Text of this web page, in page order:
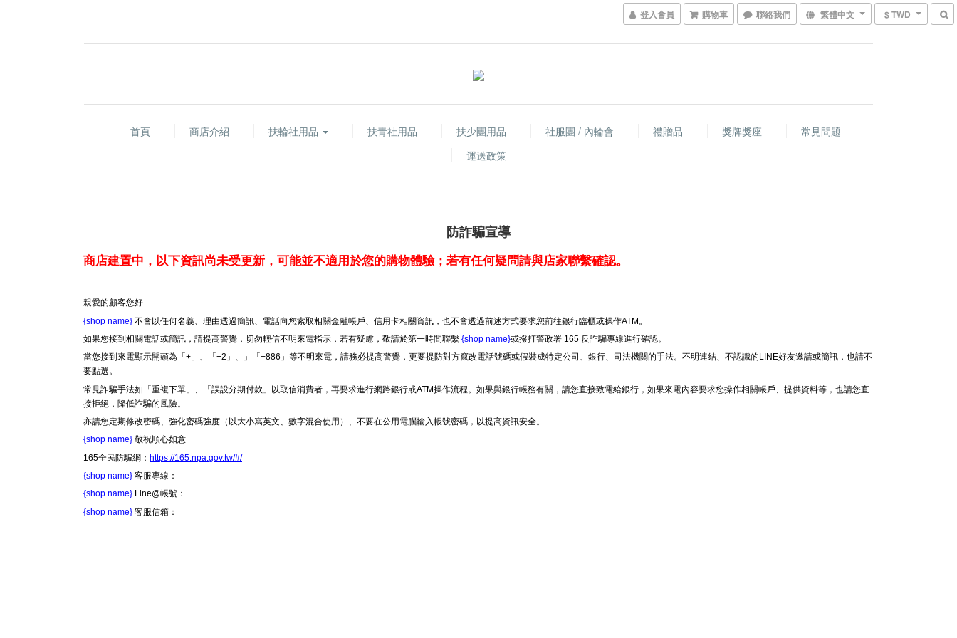
登入會員 購物車 聯絡我們 繁體中文 $ TWD
首頁 商店介紹 扶輪社用品 扶青社用品 扶少團用品 社服團 / 內輪會 禮贈品 獎牌獎座
常見問題
運送政策
防詐騙宣導
商店建置中，以下資訊尚未受更新，可能並不適用於您的購物體驗；若有任何疑問請與店家聯繫確認。
親愛的顧客您好
{shop name} 不會以任何名義、理由透過簡訊、電話向您索取相關金融帳戶、信用卡相關資訊，也不會透過前述方式要求您前往銀行臨櫃或操作ATM。
如果您接到相關電話或簡訊，請提高警覺，切勿輕信不明來電指示，若有疑慮，敬請於第一時間聯繫 {shop name}或撥打警政署 165 反詐騙專線進行確認。
當您接到來電顯示開頭為「+」、「+2」、」「+886」等不明來電，請務必提高警覺，更要提防對方竄改電話號碼或假裝成特定公司、銀行、司法機關的手法。不明連結、不認識的LINE好友邀請或簡訊，也請不
要點選。
常見詐騙手法如「重複下單」、「誤設分期付款」以取信消費者，再要求進行網路銀行或ATM操作流程。如果與銀行帳務有關，請您直接致電給銀行，如果來電內容要求您操作相關帳戶、提供資料等，也請您直
接拒絕，降低詐騙的風險。
亦請您定期修改密碼、強化密碼強度（以大小寫英文、數字混合使用）、不要在公用電腦輸入帳號密碼，以提高資訊安全。
{shop name} 敬祝順心如意
165全民防騙網： https://165.npa.gov.tw/#/
{shop name} 客服專線：
{shop name} Line@帳號：
{shop name} 客服信箱：